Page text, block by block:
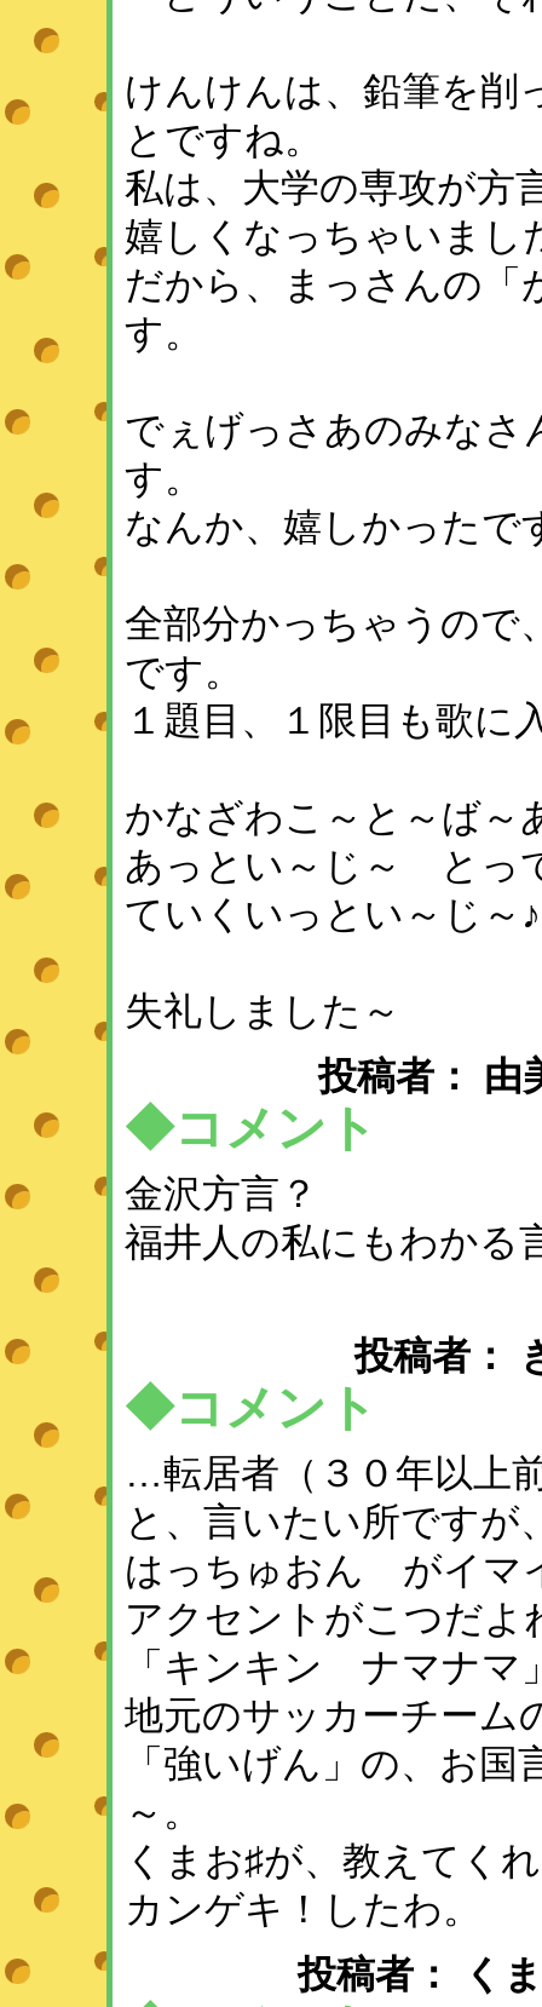
けんけんは、鉛筆を削
とですね。
私は、大学の専攻が方
嬉しくなっちゃいまし
だから、まっさんの「
す。
でぇげっさあのみなさ
す。
なんか、嬉しかったで
全部分かっちゃうので
です。
１題目、１限目も歌に
かなざわこ～と～ば～
あっとい～じ～ とっ
ていくいっとい～じ～
失礼しました～
投稿者： 由
◆コメント
金沢方言？
福井人の私にもわか
投稿者：
◆コメント
…転居者（３０年以
と、言いたい所ですが
はっちゅおん がイマ
アクセントがこつだよ
「キンキン ナマナマ
地元のサッカーチーム
「強いげん」の、お
～。
くまお♯が、教えてく
カンゲキ！したわ。
投稿者： く